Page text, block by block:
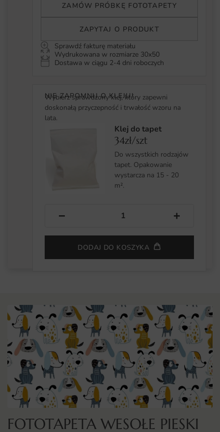
ZAMÓW PRÓBKĘ FOTOTAPETY
ZAPYTAJ O PRODUKT
Sprawdź fakturę materiału
Wydrukowana w rozmiarze 30x50
Dostawa w ciągu 2-4 dni roboczych
NIE ZAPOMNIJ O KLEJU!
Wybierz sprawdzony klej, który zapewni
doskonałą przyczepność i trwałość wzoru na
lata.
Klej do tapet
34zł/szt
Do wszystkich rodzajów
tapet. Opakowanie
wystarcza na 15 - 20
m².
− +
DODAJ DO KOSZYKA
FOTOTAPETA WESOŁE PIESKI